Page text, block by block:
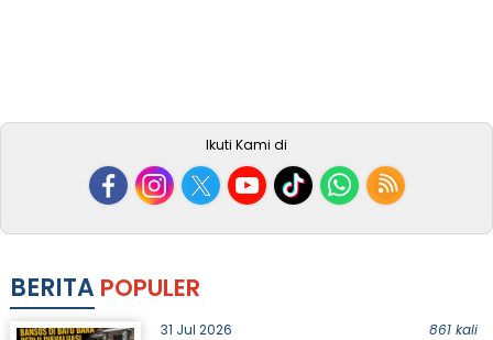
Ikuti Kami di
BERITA POPULER
31 Jul 2026 861 kali